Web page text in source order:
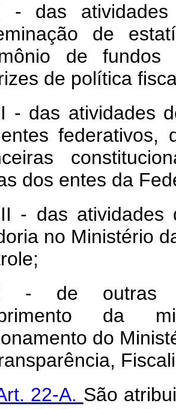
- das
de
de
de política
- das atividades
federativos,
dos entes da
- das atividades
no Ministério
- de outras
da
do
22-A. São